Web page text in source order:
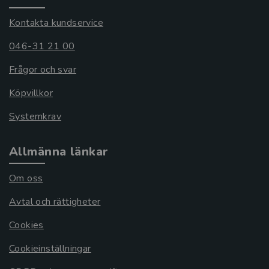
Kontakta kundservice
046-31 21 00
Frågor och svar
Köpvillkor
Systemkrav
Allmänna länkar
Om oss
Avtal och rättigheter
Cookies
Cookieinställningar